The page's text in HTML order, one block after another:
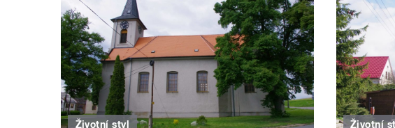
Životní styl Životní